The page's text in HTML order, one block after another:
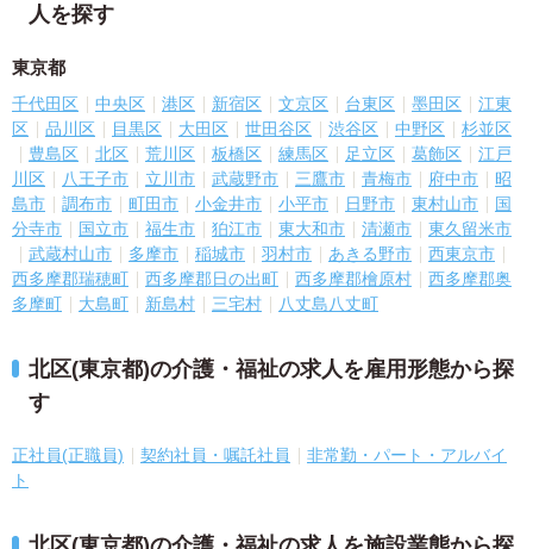
人を探す
東京都
千代田区 中央区 港区 新宿区 文京区 台東区 墨田区
江東
区
品川区 目黒区 大田区 世田谷区 渋谷区 中野区
杉並区
豊島区
北区 荒川区 板橋区 練馬区 足立区 葛飾区
江戸
川区
八王子市 立川市 武蔵野市 三鷹市 青梅市 府中市
昭
島市
調布市 町田市 小金井市 小平市 日野市 東村山市
国
分寺市
国立市 福生市 狛江市 東大和市 清瀬市
東久留米市
武蔵村山市
多摩市 稲城市 羽村市 あきる野市
西東京市
西多摩郡瑞穂町
西多摩郡日の出町 西多摩郡檜原村
西多摩郡奥
多摩町
大島町 新島村 三宅村 八丈島八丈町
北区(東京都)の介護・福祉の求人を雇用形態から探
す
正社員(正職員) 契約社員・嘱託社員
非常勤・パート・アルバイ
ト